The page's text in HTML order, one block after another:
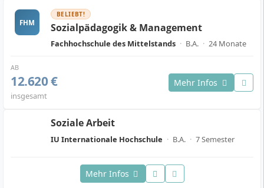
FHM
BELIEBT!
Sozialpädagogik & Management
Fachhochschule des Mittelstands · B.A. · 24 Monate
AB
12.620 €
insgesamt
Mehr Infos
Soziale Arbeit
IU Internationale Hochschule · B.A. · 7 Semester
Mehr Infos